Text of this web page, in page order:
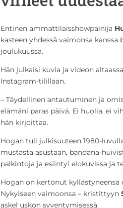
Entinen ammattilaisshowpainija
kasteen yhdessä vaimonsa
joulukuussa.
Hän julkaisi kuvia ja videon
Instagram-tilillään.
– Täydellinen antautuminen ja
elämäni paras päivä. Ei huolia, ei
hän kirjoittaa.
Hogan tuli julkisuuteen 1980-
mustasta asustaan, bandana-
palkintoja ja esiintyi elokuvissa ja
Hogan on kertonut
Nykyiseen vaimoonsa – kristittyyn
askel uskon syventymisessä.